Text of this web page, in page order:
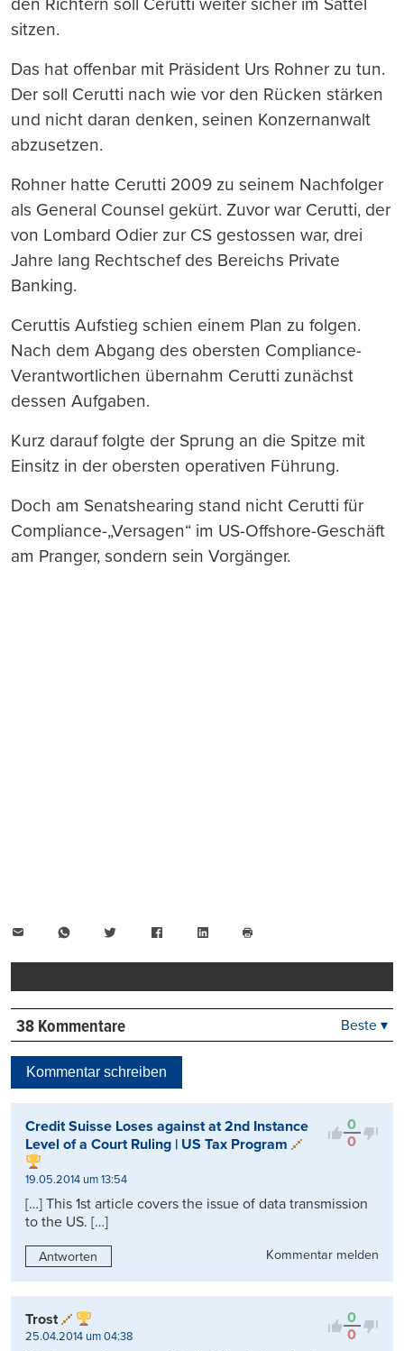
sitzen.
Das hat offenbar mit Präsident Urs Rohner zu tun.
Der soll Cerutti nach wie vor den Rücken stärken
und nicht daran denken, seinen Konzernanwalt
abzusetzen.
Rohner hatte Cerutti 2009 zu seinem Nachfolger
als General Counsel gekürt. Zuvor war Cerutti, der
von Lombard Odier zur CS gestossen war, drei
Jahre lang Rechtschef des Bereichs Private
Banking.
Ceruttis Aufstieg schien einem Plan zu folgen.
Nach dem Abgang des obersten Compliance-
Verantwortlichen übernahm Cerutti zunächst
dessen Aufgaben.
Kurz darauf folgte der Sprung an die Spitze mit
Einsitz in der obersten operativen Führung.
Doch am Senatshearing stand nicht Cerutti für
Compliance-„Versagen“ im US-Offshore-Geschäft
am Pranger, sondern sein Vorgänger.
WhatsAppTwitter FacebookLinkedIn
drucken
38 Kommentare
Kontrovers
Beste ▾
Kommentar schreiben
0
0
Credit Suisse Loses against at 2nd Instance
Level of a Court Ruling | US Tax Program
19.05.2014 um 13:54
[…] This 1st article covers the issue of data transmission
to the US. […]
Antworten Kommentar melden
0
0
Trost
25.04.2014 um 04:38